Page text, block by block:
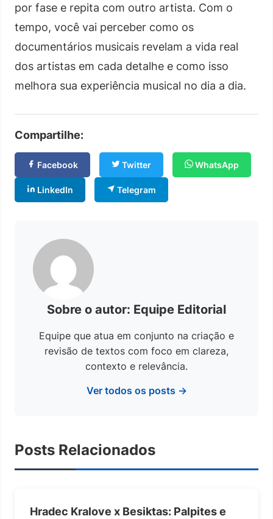
por fase e repita com outro artista. Com o
tempo, você vai perceber como os
documentários musicais revelam a vida real
dos artistas em cada detalhe e como isso
melhora sua experiência musical no dia a dia.
Compartilhe:
Facebook Twitter WhatsApp
LinkedIn Telegram
Sobre o autor: Equipe Editorial
Equipe que atua em conjunto na criação e
revisão de textos com foco em clareza,
contexto e relevância.
Ver todos os posts →
Posts Relacionados
Hradec Kralove x Besiktas: Palpites e